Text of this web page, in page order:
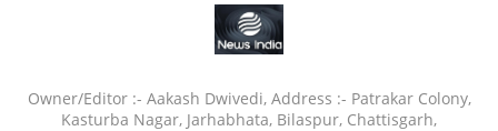
Owner/Editor :- Aakash Dwivedi, Address :- Patrakar Colony,
Kasturba Nagar, Jarhabhata, Bilaspur, Chattisgarh,